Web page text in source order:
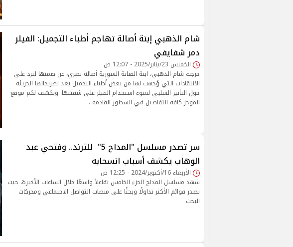
شام الذهبي إبنة أصالة تهاجم أطباء التجميل: الفيلر
دمر شفايفي
الخميس 23/يناير/2025 - 12:07 ص
خرجت شام الذهبي، ابنة الفنانة السورية أصالة نصري، عن صمتها لترد على
الانتقادات التي وُجهت لها من بعض أطباء التجميل بعد تصريحاتها الجريئة
حول التأثير السلبي لسوء استخدام الفيلر على شفتيها. ويكشف لكم موقع
الموجز كافة التفاصيل في السطور القادمة .
سر تصدر مسلسل "المداح 5" للترند.. وفتحي عبد
الوهاب يكشف أسباب انسحابه
الأربعاء 16/أكتوبر/2024 - 12:25 ص
شهد مسلسل المداح الجزء الخامس تفاعلاً واسعًا خلال الساعات الأخيرة، حيث
تصدر قوائم الأكثر تداولًا وبحثًا على منصات التواصل الاجتماعي ومحركات
البحث